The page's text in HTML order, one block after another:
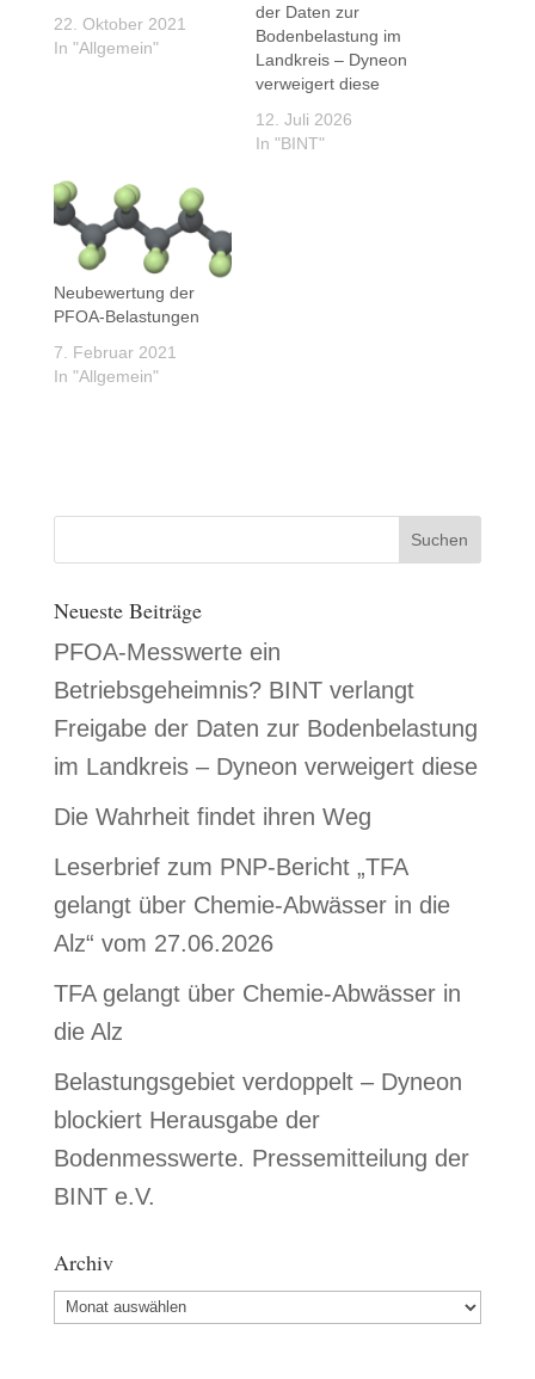
22. Oktober 2021
In "Allgemein"
der Daten zur
Bodenbelastung im
Landkreis – Dyneon
verweigert diese
12. Juli 2026
In "BINT"
Neubewertung der
PFOA-Belastungen
7. Februar 2021
In "Allgemein"
Neueste Beiträge
PFOA-Messwerte ein
Betriebsgeheimnis? BINT verlangt
Freigabe der Daten zur Bodenbelastung
im Landkreis – Dyneon verweigert diese
Die Wahrheit findet ihren Weg
Leserbrief zum PNP-Bericht „TFA
gelangt über Chemie-Abwässer in die
Alz“ vom 27.06.2026
TFA gelangt über Chemie-Abwässer in
die Alz
Belastungsgebiet verdoppelt – Dyneon
blockiert Herausgabe der
Bodenmesswerte. Pressemitteilung der
BINT e.V.
Archiv
Archiv